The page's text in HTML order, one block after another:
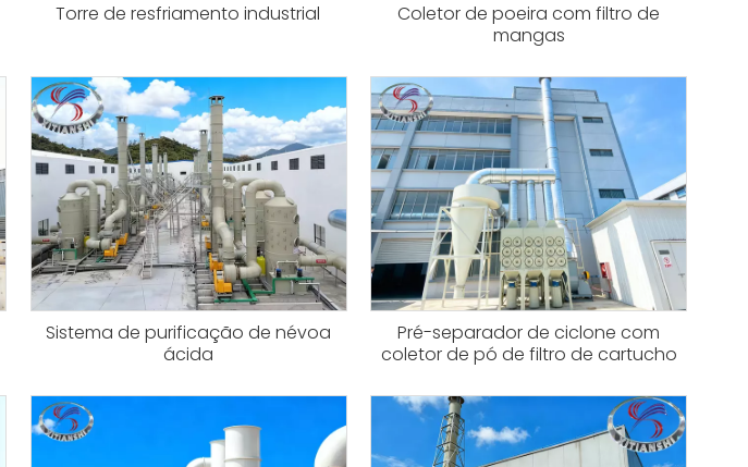
Torre de resfriamento industrial
Coletor de poeira com filtro de
mangas
Sistema de purificação de névoa
ácida
Pré-separador de ciclone com
coletor de pó de filtro de cartucho